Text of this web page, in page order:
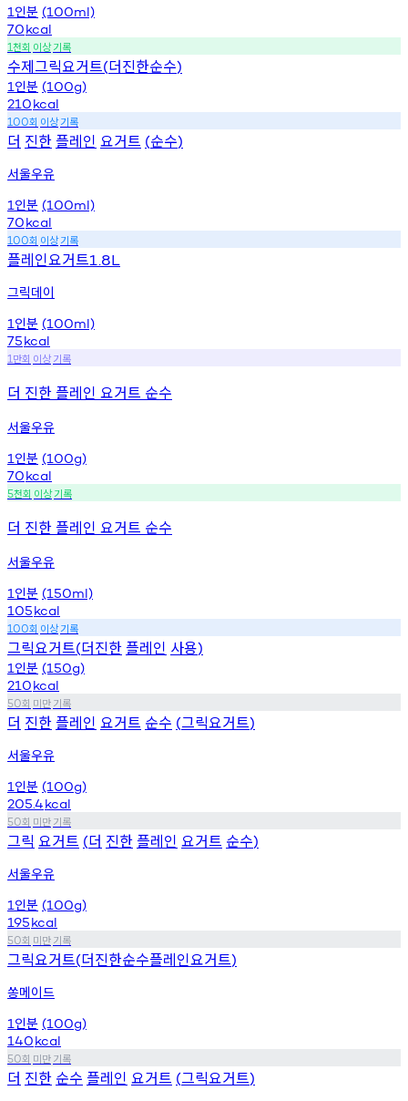
1 인분 (100ml)
70kcal
1천회 이상기록
수제그릭요거트(더진한순수)
1 인분 (100g)
210kcal
100회 이상기록
더 진한 플레인 요거트 (순수)
서울우유
1 인분 (100ml)
70kcal
100회 이상기록
플레인요거트1.8L
그릭데이
1 인분 (100ml)
75kcal
1 만회 이상기록
더 진한 플레인 요거트 순수
서울우유
1 인분 (100g)
70kcal
5천회 이상기록
더 진한 플레인 요거트 순수
서울우유
1 인분 (150ml)
105kcal
100회 이상기록
그릭요거트(더진한 플레인 사용)
1 인분 (150g)
210kcal
50회 미만기록
더 진한 플레인 요거트 순수 (그릭요거트)
서울우유
1 인분 (100g)
205.4kcal
50회 미만기록
그릭 요거트 (더 진한 플레인 요거트 순수)
서울우유
1 인분 (100g)
195kcal
50회 미만기록
그릭요거트(더진한순수플레인요거트)
쏭메이드
1 인분 (100g)
140kcal
50회 미만기록
더 진한 순수 플레인 요거트 (그릭요거트)